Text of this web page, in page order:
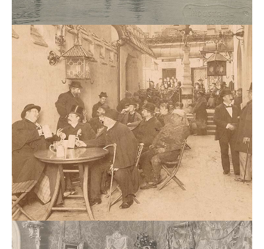
Viktor
Silberer
Privates